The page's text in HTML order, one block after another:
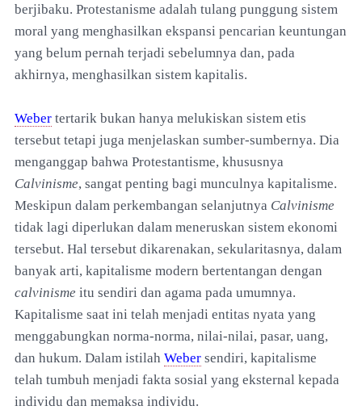
berjibaku. Protestanisme adalah tulang punggung sistem
moral yang menghasilkan ekspansi pencarian keuntungan
yang belum pernah terjadi sebelumnya dan, pada
akhirnya, menghasilkan sistem kapitalis.
Weber tertarik bukan hanya melukiskan sistem etis
tersebut tetapi juga menjelaskan sumber-sumbernya. Dia
menganggap bahwa Protestantisme, khususnya
Calvinisme, sangat penting bagi munculnya kapitalisme.
Meskipun dalam perkembangan selanjutnya Calvinisme
tidak lagi diperlukan dalam meneruskan sistem ekonomi
tersebut. Hal tersebut dikarenakan, sekularitasnya, dalam
banyak arti, kapitalisme modern bertentangan dengan
calvinisme itu sendiri dan agama pada umumnya.
Kapitalisme saat ini telah menjadi entitas nyata yang
menggabungkan norma-norma, nilai-nilai, pasar, uang,
dan hukum. Dalam istilah Weber sendiri, kapitalisme
telah tumbuh menjadi fakta sosial yang eksternal kepada
individu dan memaksa individu.